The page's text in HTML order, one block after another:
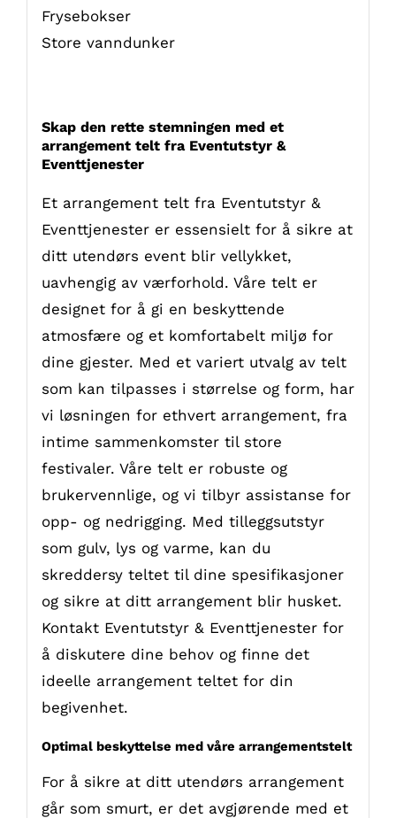
Frysebokser
Store vanndunker
Skap den rette stemningen med et
arrangement telt fra Eventutstyr &
Eventtjenester
Et arrangement telt fra Eventutstyr &
Eventtjenester er essensielt for å sikre at
ditt utendørs event blir vellykket,
uavhengig av værforhold. Våre telt er
designet for å gi en beskyttende
atmosfære og et komfortabelt miljø for
dine gjester. Med et variert utvalg av telt
som kan tilpasses i størrelse og form, har
vi løsningen for ethvert arrangement, fra
intime sammenkomster til store
festivaler. Våre telt er robuste og
brukervennlige, og vi tilbyr assistanse for
opp- og nedrigging. Med tilleggsutstyr
som gulv, lys og varme, kan du
skreddersy teltet til dine spesifikasjoner
og sikre at ditt arrangement blir husket.
Kontakt Eventutstyr & Eventtjenester for
å diskutere dine behov og finne det
ideelle arrangement teltet for din
begivenhet.
Optimal beskyttelse med våre arrangementstelt
For å sikre at ditt utendørs arrangement
går som smurt, er det avgjørende med et